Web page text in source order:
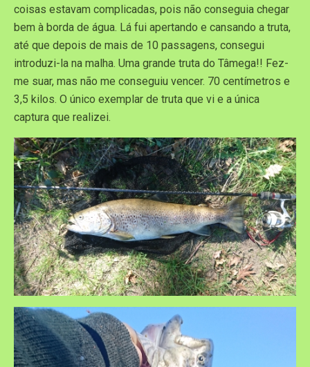
coisas estavam complicadas, pois não conseguia chegar
bem à borda de água. Lá fui apertando e cansando a truta,
até que depois de mais de 10 passagens, consegui
introduzi-la na malha. Uma grande truta do Tâmega!! Fez-
me suar, mas não me conseguiu vencer. 70 centímetros e
3,5 kilos. O único exemplar de truta que vi e a única
captura que realizei.